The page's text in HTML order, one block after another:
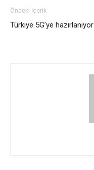
Önceki İçerik
Türkiye 5G’ye hazırlanıyor